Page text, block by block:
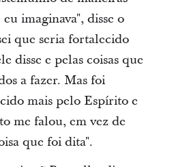
imaginava", disse o
que seria fortalecido
disse e pelas coisas que
a fazer. Mas foi
mais pelo Espírito e
me falou, em vez de
que foi dita".